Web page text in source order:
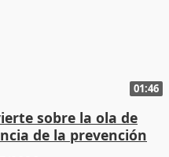
01:46
sobre la ola de
de la prevención